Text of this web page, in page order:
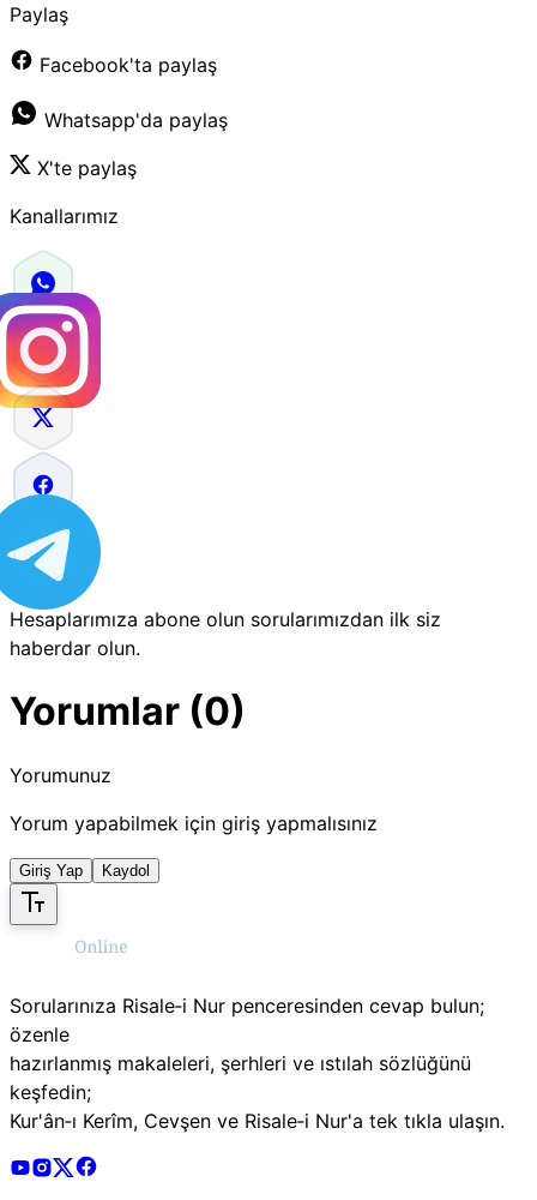
Paylaş
Facebook'ta paylaş
Whatsapp'da paylaş
X'te paylaş
Kanallarımız
Hesaplarımıza abone olun sorularımızdan ilk siz
haberdar olun.
Yorumlar (0)
Yorumunuz
Yorum yapabilmek için giriş yapmalısınız
Giriş Yap Kaydol
Sorularınıza Risale‑i Nur penceresinden cevap bulun;
özenle
hazırlanmış makaleleri, şerhleri ve ıstılah sözlüğünü
keşfedin;
Kur'ân‑ı Kerîm, Cevşen ve Risale‑i Nur'a tek tıkla ulaşın.
Risale Online Youtube Hesabı
Risale Online Instagram Hesabı
Risale Online X Hesabı